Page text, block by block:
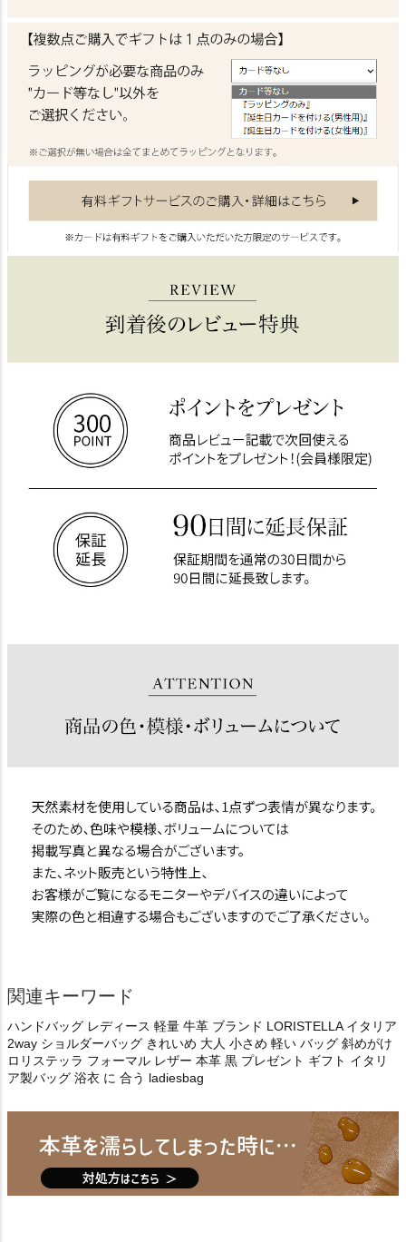
関連キーワード
ハンドバッグ レディース 軽量 牛革 ブランド LORISTELLA イタリア
2way ショルダーバッグ きれいめ 大人 小さめ 軽い バッグ 斜めがけ
ロリステッラ フォーマル レザー 本革 黒 プレゼント ギフト イタリ
ア製バッグ 浴衣 に 合う ladiesbag